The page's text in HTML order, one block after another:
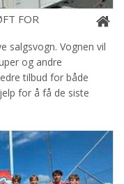
FOR
salgsvogn. Vognen vil
og andre
tilbud for både
for å få de siste